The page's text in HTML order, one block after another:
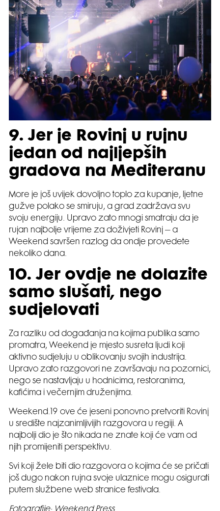
9. Jer je Rovinj u rujnu
jedan od najljepših
gradova na Mediteranu
More je još uvijek dovoljno toplo za kupanje, ljetne
gužve polako se smiruju, a grad zadržava svu
svoju energiju. Upravo zato mnogi smatraju da je
rujan najbolje vrijeme za doživjeti Rovinj – a
Weekend savršen razlog da ondje provedete
nekoliko dana.
10. Jer ovdje ne dolazite
samo slušati, nego
sudjelovati
Za razliku od događanja na kojima publika samo
promatra, Weekend je mjesto susreta ljudi koji
aktivno sudjeluju u oblikovanju svojih industrija.
Upravo zato razgovori ne završavaju na pozornici,
nego se nastavljaju u hodnicima, restoranima,
kafićima i večernjim druženjima.
Weekend.19 ove će jeseni ponovno pretvoriti Rovinj
u središte najzanimljivijih razgovora u regiji. A
najbolji dio je što nikada ne znate koji će vam od
njih promijeniti perspektivu.
Svi koji žele biti dio razgovora o kojima će se pričati
još dugo nakon rujna svoje ulaznice mogu osigurati
putem službene web stranice festivala.